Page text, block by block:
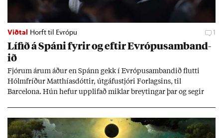
Viðtal Horft til Evrópu 1
Líf­ið á Spáni fyr­ir og eft­ir Evr­ópu­sam­band­
ið
Fjór­um ár­um áð­ur en Spánn gekk í Evr­ópu­sam­band­ið flutti
Hólm­fríð­ur Matth­ías­dótt­ir, út­gáfu­stjóri For­lags­ins, til
Barcelona. Hún hef­ur upp­lif­að mikl­ar breyt­ing­ar þar og seg­ir
jafnt sem styrkj­um til menn­ing­ar­mála. Þá hafi katalónsk­an hlot­
ið með­byr.